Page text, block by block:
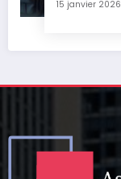
15 janvier 2026